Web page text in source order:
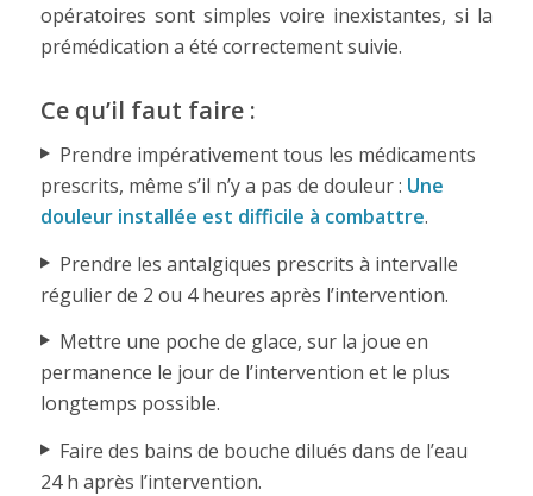
opératoires sont simples voire inexistantes, si la
prémédication a été correctement suivie.
Ce qu’il faut faire :
Prendre impérativement tous les médicaments
prescrits, même s’il n’y a pas de douleur : Une
douleur installée est difficile à combattre.
Prendre les antalgiques prescrits à intervalle
régulier de 2 ou 4 heures après l’intervention.
Mettre une poche de glace, sur la joue en
permanence le jour de l’intervention et le plus
longtemps possible.
Faire des bains de bouche dilués dans de l’eau
24 h après l’intervention.